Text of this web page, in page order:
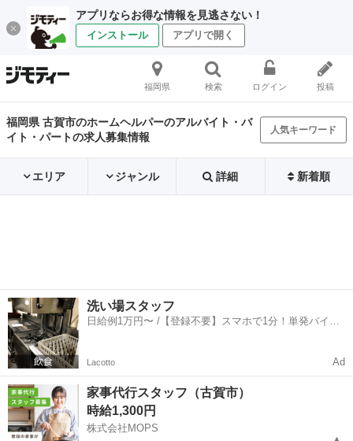
アプリならお得な情報を見逃さない！
インストール アプリで開く
福岡県 検索 ログイン 投稿
福岡県 古賀市のホームヘルパーのアルバイト・バ
イト・パートの求人募集情報
人気キーワード
エリア ジャンル 詳細 新着順
洗い場スタッフ
日給例1万円〜 /【登録不要】スマホで1分！単発バイト
Lacotto Ad
家事代行スタッフ（古賀市）
時給1,300円
株式会社MOPS